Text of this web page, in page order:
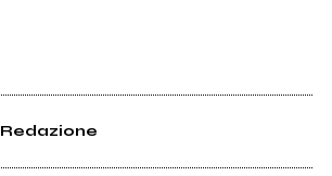
Redazione